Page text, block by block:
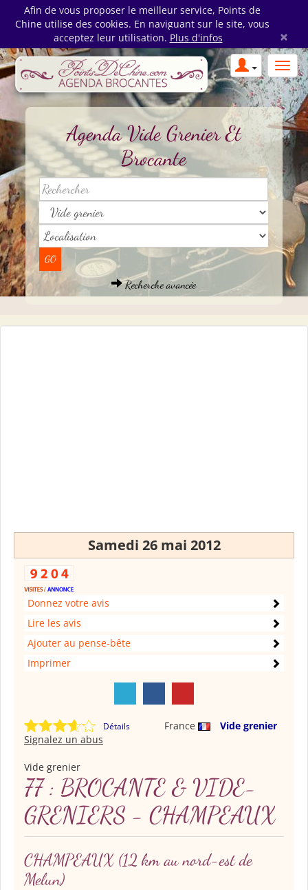
Afin de vous proposer le meilleur service, Points de
Chine utilise des cookies. En naviguant sur le site, vous
acceptez leur utilisation. Plus d'infos ×
Agenda Vide Grenier Et
Brocante
Recherche avancée
Samedi 26 mai 2012
Donnez votre avis
Lire les avis
Ajouter au pense-bête
Imprimer
Détails France
Vide grenier
Signalez un abus
Vide grenier
77 : BROCANTE & VIDE-
GRENIERS - CHAMPEAUX
CHAMPEAUX (12 km au nord-est de
Melun)